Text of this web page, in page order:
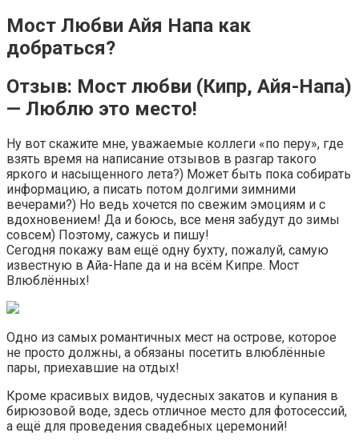
Мост Любви Айя Напа как
добраться?
Отзыв: Мост любви (Кипр, Айя-Напа)
— Люблю это место!
Ну вот скажите мне, уважаемые коллеги «по перу», где
взять время на написание отзывов в разгар такого
яркого и насыщенного лета?) Может быть пока собирать
информацию, а писать потом долгими зимними
вечерами?) Но ведь хочется по свежим эмоциям и с
вдохновением! Да и боюсь, все меня забудут до зимы
совсем) Поэтому, сажусь и пишу!
Сегодня покажу вам ещё одну бухту, пожалуй, самую
известную в Айа-Напе да и на всём Кипре. Мост
Влюблённых!
Одно из самых романтичных мест на острове, которое
не просто должны, а обязаны посетить влюблённые
пары, приехавшие на отдых!
Кроме красивых видов, чудесных закатов и купания в
бирюзовой воде, здесь отличное место для фотосессий,
а ещё для проведения свадебных церемоний!